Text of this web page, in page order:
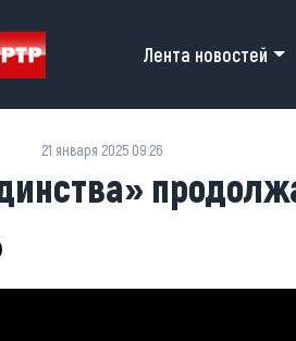
Main navigation
Лента новостей
21 января 2025 09:26